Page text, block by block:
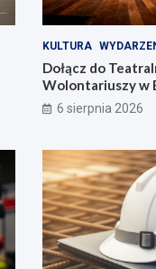
KULTURA
Dołącz do
Wolontariuszy w
6 sierpnia 2026